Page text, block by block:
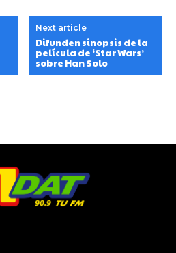
Next article
Difunden sinopsis de la
película de ‘Star Wars’
sobre Han Solo